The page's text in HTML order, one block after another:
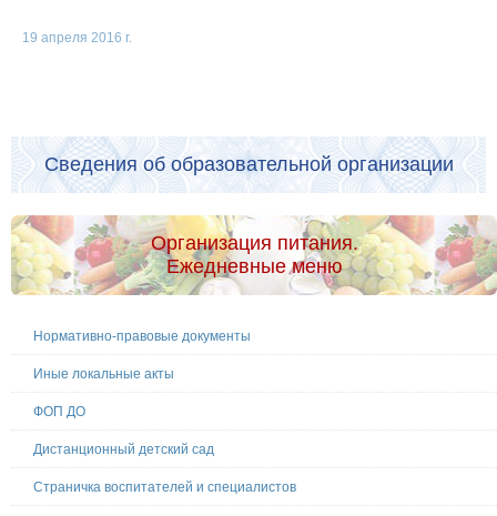
19 апреля 2016 г.
Сведения об образовательной организации
Организация питания.
Ежедневные меню
Нормативно-правовые документы
Иные локальные акты
ФОП ДО
Дистанционный детский сад
Страничка воспитателей и специалистов